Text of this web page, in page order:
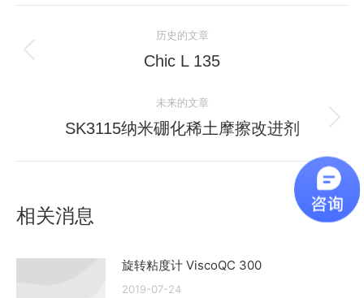
章
历史的文章
历
的
文
Chic L 135
未来的文章
未
SK3115纳米硼化稀土摩擦改进剂
相关消息
旋转粘度计 ViscoQC 300
2019-07-24